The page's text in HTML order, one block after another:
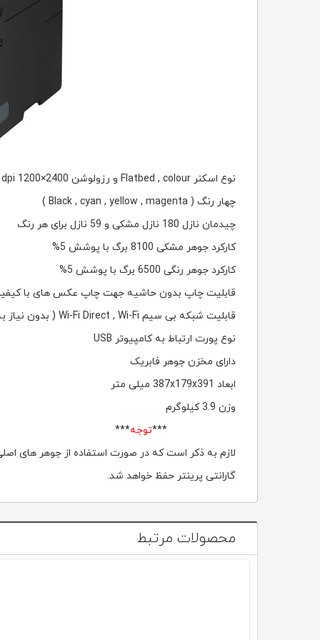
نوع اسکنر Flatbed , colour و رزولوشن 2400×1200 dpi
چهار رنگ ( Black , cyan , yellow , magenta )
چیدمان نازل 180 نازل مشکی و 59 نازل برای هر رنگ
کارکرد جوهر مشکی 8100 برگ با پوشش 5%
کارکرد جوهر رنگی 6500 برگ با پوشش 5%
قابلیت چاپ بدون حاشیه جهت چاپ عکس های با
قابلیت شبکه بی سیم Wi-Fi Direct , Wi-Fi ( بدون نیاز به اینترنت، دو دستگاه مختلف را به هم متصل و فایل‌ها را با سرعت بالا جابجا می کند.)
نوع پورت ارتباط به کامپیوتر USB
دارای مخزن جوهر فابریک
ابعاد 387x179x391 میلی متر
وزن 3.9 کیلوگرم
***توجه***
لازم به ذکر است که در صورت استفاده از جوهر های
گارانتی پرینتر حفظ خواهد شد.
محصولات مرتبط